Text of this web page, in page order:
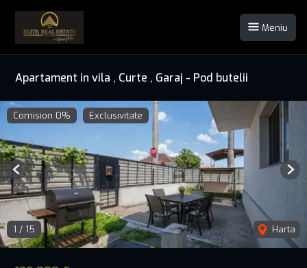
Meniu
Apartament in vila , Curte , Garaj - Pod butelii
Comision 0% Exclusivitate
1 / 15 Harta
Previous